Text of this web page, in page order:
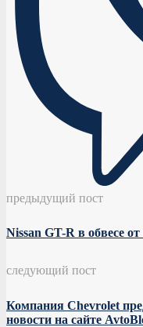
предыдущий пост
Nissan GT-R в обвесе
следующий пост
Компания Chevrolet
новости на сайте